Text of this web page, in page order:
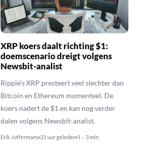
XRP koers daalt richting $1:
doemscenario dreigt volgens
Newsbit-analist
Ripple’s XRP presteert veel slechter dan
Bitcoin en Ethereum momenteel. De
koers nadert de $1 en kan nog verder
dalen volgens Newsbit-analist.
Erik Juffermans 21 uur geleden 1 – 3 min